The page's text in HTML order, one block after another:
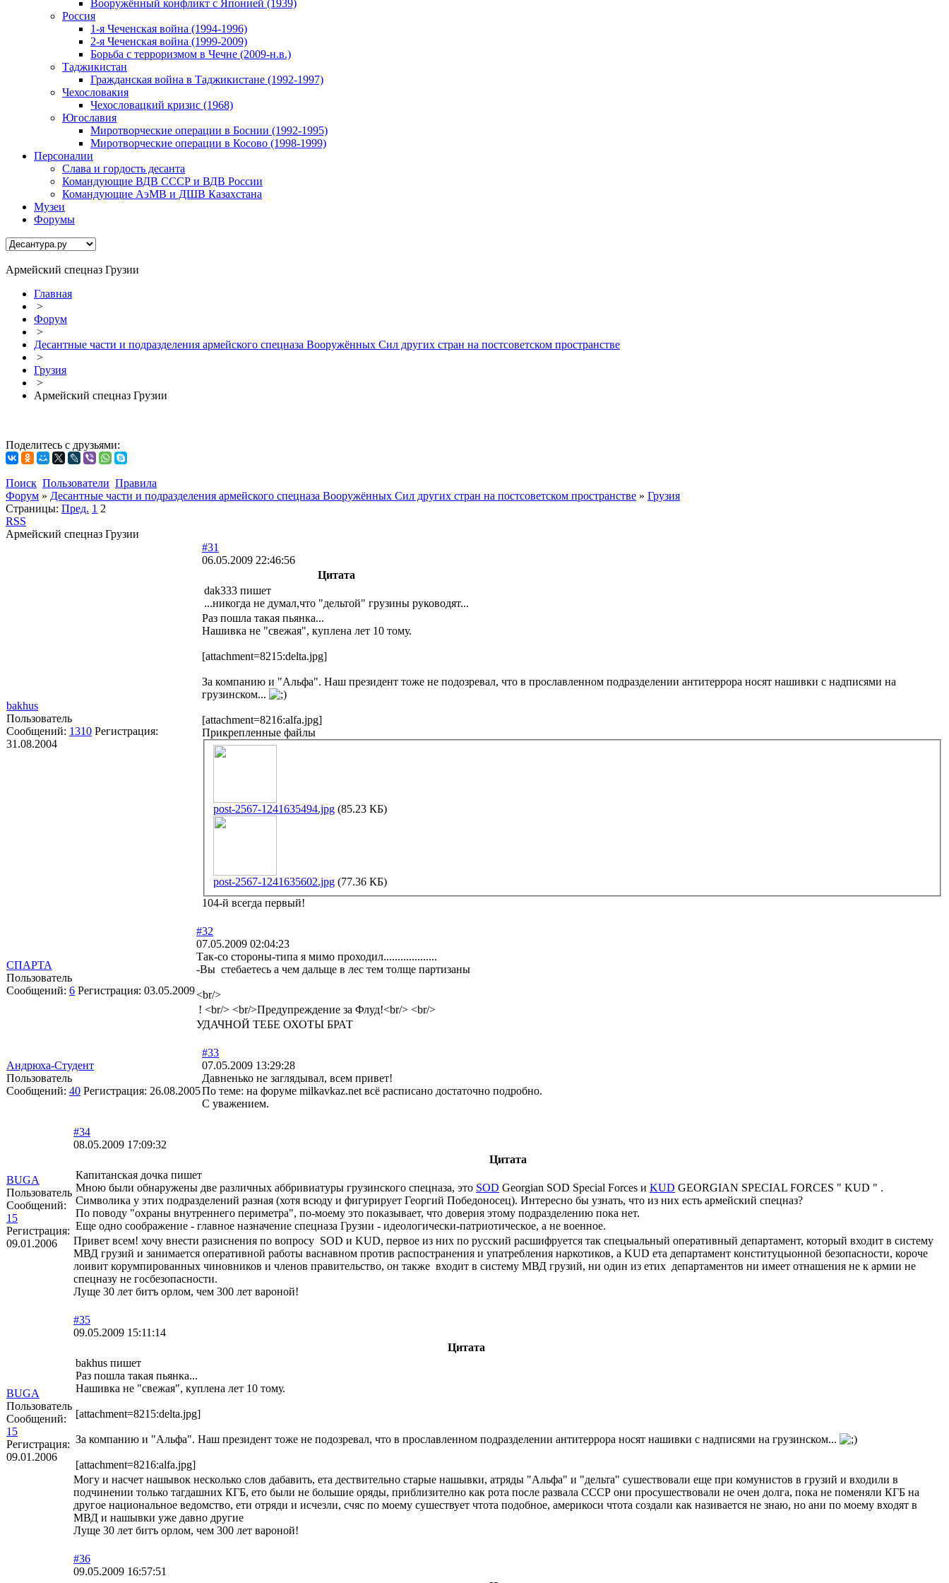
Вооружённый конфликт с Японией (1939)
Россия
1-я Чеченская война (1994-1996)
2-я Чеченская война (1999-2009)
Борьба с терроризмом в Чечне (2009-н.в.)
Таджикистан
Гражданская война в Таджикистане (1992-1997)
Чехословакия
Чехословацкий кризис (1968)
Югославия
Миротворческие операции в Боснии (1992-1995)
Миротворческие операции в Косово (1998-1999)
Персоналии
Слава и гордость десанта
Командующие ВДВ СССР и ВДВ России
Командующие АэМВ и ДШВ Казахстана
Музеи
Форумы
Армейский спецназ Грузии
Главная
>
Форум
>
Десантные части и подразделения армейского спецназа Вооружённых Сил других стран на постсоветском пространстве
>
Грузия
>
Армейский спецназ Грузии
Поделитесь с друзьями:
Поиск Пользователи Правила
Форум » Десантные части и подразделения армейского спецназа Вооружённых Сил других стран на постсоветском пространстве » Грузия
Страницы: Пред. 1 2
RSS
Армейский спецназ Грузии
bakhus
Пользователь
Сообщений: 1310 Регистрация:
31.08.2004
#31
06.05.2009 22:46:56
Цитата
dak333 пишет
...никогда не думал,что "дельтой" грузины руководят...
Раз пошла такая пьянка...
Нашивка не "свежая", куплена лет 10 тому.
[attachment=8215:delta.jpg]
За компанию и "Альфа". Наш президент тоже не подозревал, что в прославленном подразделении антитеррора носят нашивки с надписями на
грузинском...
[attachment=8216:alfa.jpg]
Прикрепленные файлы
post-2567-1241635494.jpg (85.23 КБ)
post-2567-1241635602.jpg (77.36 КБ)
104-й всегда первый!
СПАРТА
Пользователь
Сообщений: 6 Регистрация: 03.05.2009
#32
07.05.2009 02:04:23
Так-со стороны-типа я мимо проходил...................
-Вы стебаетесь а чем дальще в лес тем толще партизаны
<br/>
! <br/> <br/>Предупреждение за Флуд!<br/> <br/>
УДАЧНОЙ ТЕБЕ ОХОТЫ БРАТ
Андрюха-Студент
Пользователь
Сообщений: 40 Регистрация: 26.08.2005
#33
07.05.2009 13:29:28
Давненько не заглядывал, всем привет!
По теме: на форуме milkavkaz.net всё расписано достаточно подробно.
С уважением.
BUGA
Пользователь
Сообщений:
15
Регистрация:
09.01.2006
#34
08.05.2009 17:09:32
Цитата
Капитанская дочка пишет
Мною были обнаружены две различных аббривиатуры грузинского спецназа, это SOD Georgian SOD Special Forces и KUD GEORGIAN SPECIAL FORCES " KUD " .
Символика у этих подразделений разная (хотя всюду и фигурирует Георгий Победоносец). Интересно бы узнать, что из них есть армейский спецназ?
По поводу "охраны внутреннего периметра", по-моему это показывает, что доверия этому подразделению пока нет.
Еще одно соображение - главное назначение спецназа Грузии - идеологически-патриотическое, а не военное.
Привет всем! хочу внести разиснения по вопросу SOD и KUD, первое из них по русский расшифруется так спецыальный оперативный департамент, который входит в систему
МВД грузий и занимается оперативной работы васнавном против распостранения и упатребления наркотиков, а KUD ета департамент конституцыонной безопасности, короче
лоивит корумпированных чиновников и членов правительство, он также входит в систему МВД грузий, ни один из етих департаментов ни имеет отнашения не к армии не
спецназу не госбезопасности.
Луще 30 лет битъ орлом, чем 300 лет вароной!
BUGA
Пользователь
Сообщений:
15
Регистрация:
09.01.2006
#35
09.05.2009 15:11:14
Цитата
bakhus пишет
Раз пошла такая пьянка...
Нашивка не "свежая", куплена лет 10 тому.
[attachment=8215:delta.jpg]
За компанию и "Альфа". Наш президент тоже не подозревал, что в прославленном подразделении антитеррора носят нашивки с надписями на грузинском...
[attachment=8216:alfa.jpg]
Могу и насчет нашывок несколько слов дабавить, ета дествительно старые нашывки, атряды "Альфа" и "дельта" сушествовали еще при комунистов в грузий и входили в
подчинении только тагдашних КГБ, ето были не большие оряды, приблизително как рота после развала СССР они просушествовали не очен долга, пока не поменяли КГБ на
другое национальное ведомство, ети отряди и исчезли, счяс по моему сушествует чтота подобное, америкоси чтота создали как називается не знаю, но ани по моему входят в
МВД и нашывки уже давно другие
Луще 30 лет битъ орлом, чем 300 лет вароной!
#36
09.05.2009 16:57:51